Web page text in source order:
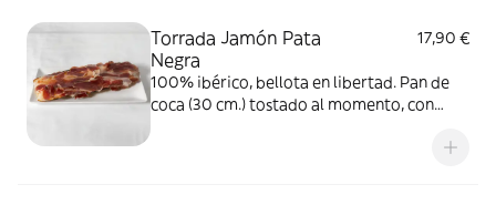
Torrada Jamón Pata
Negra
17,90 €
100% ibérico, bellota en libertad. Pan de
coca (30 cm.) tostado al momento, con